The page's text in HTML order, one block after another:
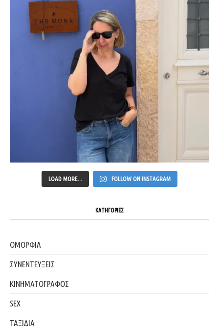
LOAD MORE... FOLLOW ON INSTAGRAM
ΚΑΤΗΓΟΡΙΕΣ
ΟΜΟΡΦΙΑ
ΣΥΝΕΝΤΕΥΞΕΙΣ
ΚΙΝΗΜΑΤΟΓΡΑΦΟΣ
SEX
ΤΑΞΙΔΙΑ